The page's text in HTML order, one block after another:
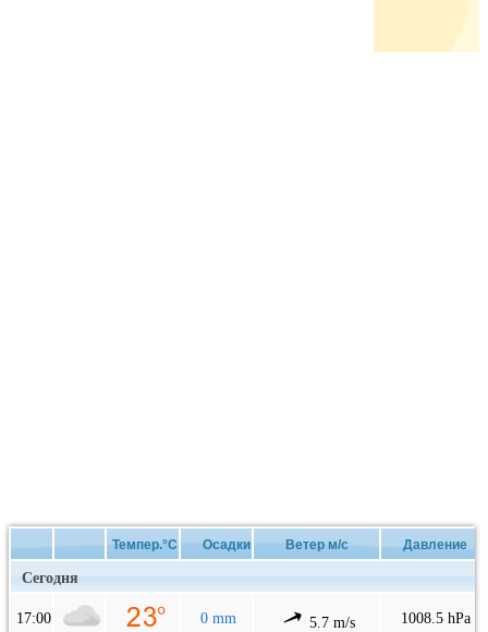
Темпер.°C Осадки Ветер м/с Давление
Сегодня
17:00 0 mm 5.7 m/s 1008.5 hPa